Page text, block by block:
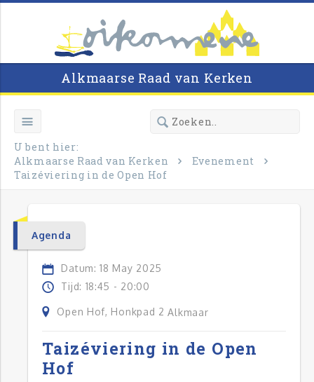
Alkmaarse Raad van Kerken
U bent hier:
Alkmaarse Raad van Kerken
Evenement
Taizéviering in de Open Hof
Agenda
Datum: 18 May 2025
Tijd: 18:45 - 20:00
Open Hof, Honkpad 2 Alkmaar
Taizéviering in de Open
Hof